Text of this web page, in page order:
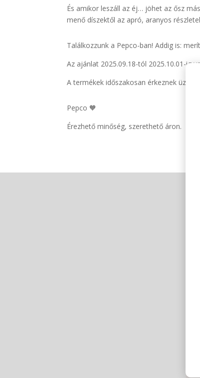
És amikor leszáll az éj… jöhet az ősz
menő díszektől az apró, aranyos
Találkozzunk a Pepco-ban! Addig is:
Az ajánlat 2025.09.18-tól 2025.10.01-ig
A termékek időszakosan érkeznek
Pepco 🧡
Érezhető minőség, szerethető áron.